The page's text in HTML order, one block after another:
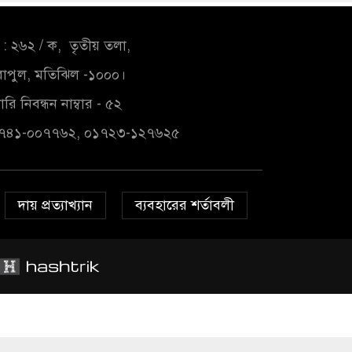
২৬২ / ক, তৃতীয় তলা,
মতিঝিল -১০০০।
নিবন্ধন নাম্বার - ৫২
০০৭৭৬২, ০১৭২৩-১২৭৬২৫
দায় প্রত্যাখ্যান ব্যবহারের শর্তাবলী